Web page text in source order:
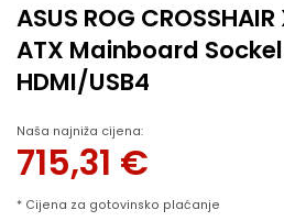
ASUS ROG
ATX Mainboard
HDMI/USB4
Naša najniža cijena:
715,31 €
* Cijena za gotovinsko plaćanje